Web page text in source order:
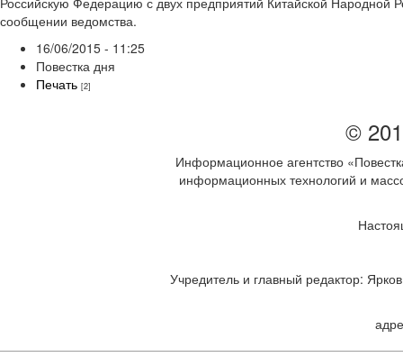
сообщении ведомства.
16/06/2015 - 11:25
Повестка дня
Печать [2]
©
Информационное агентство
информационных технологий и
Учредитель и главный редактор: